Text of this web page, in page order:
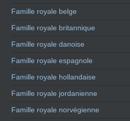
Famille royale belge
Famille royale britannique
Famille royale danoise
Famille royale espagnole
Famille royale hollandaise
Famille royale jordanienne
Famille royale norvégienne